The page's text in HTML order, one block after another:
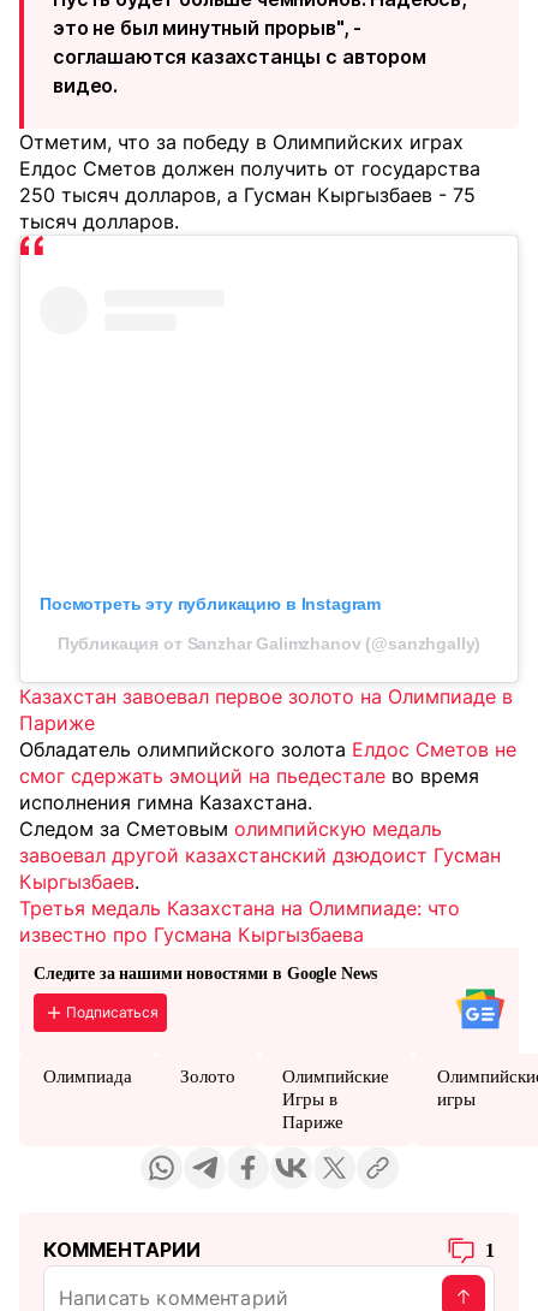
это не был минутный прорыв", -
соглашаются казахстанцы с автором
видео.
Отметим, что за победу в Олимпийских играх
Елдос Сметов должен получить от государства
250 тысяч долларов, а Гусман Кыргызбаев - 75
тысяч долларов.
Посмотреть эту публикацию в Instagram
Публикация от Sanzhar Galimzhanov (@sanzhgally)
Казахстан завоевал первое золото на Олимпиаде в
Париже
Обладатель олимпийского золота Елдос Сметов не
смог сдержать эмоций на пьедестале во время
исполнения гимна Казахстана.
Следом за Сметовым олимпийскую медаль
завоевал другой казахстанский дзюдоист Гусман
Кыргызбаев.
Третья медаль Казахстана на Олимпиаде: что
известно про Гусмана Кыргызбаева
Следите за нашими новостями в Google News
Подписаться
Олимпиада Золото
Олимпийские
Игры в
Париже
игры
КОММЕНТАРИИ 1